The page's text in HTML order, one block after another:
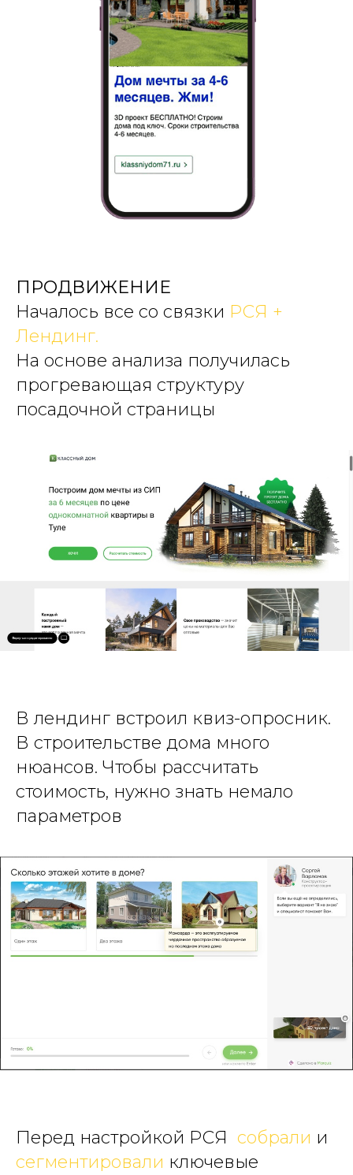
ПРОДВИЖЕНИЕ
Началось все со связки РСЯ +
Лендинг.
На основе анализа получилась
прогревающая структуру
посадочной страницы
В лендинг встроил квиз-опросник.
В строительстве дома много
нюансов. Чтобы рассчитать
стоимость, нужно знать немало
параметров
Перед настройкой РСЯ собрали и
сегментировали ключевые